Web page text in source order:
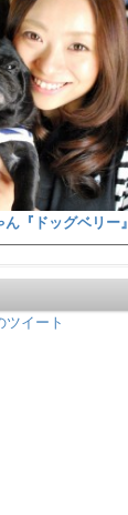
『ドッグベリー』
イート